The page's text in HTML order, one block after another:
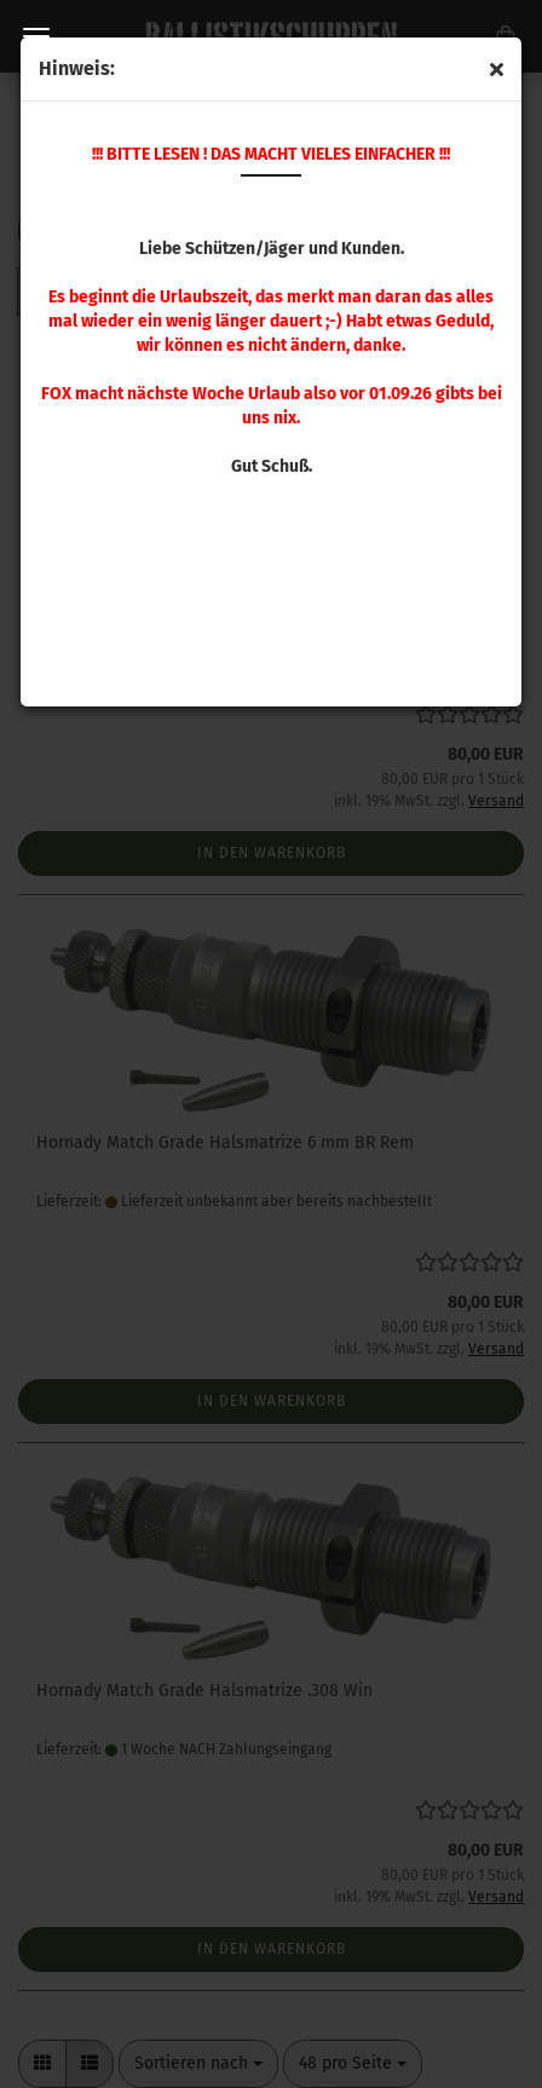
Hinweis:
!!! BITTE LESEN ! DAS MACHT VIELES EINFACHER !!!
Liebe Schützen/Jäger und Kunden.
Es beginnt die Urlaubszeit, das merkt man daran das alles
mal wieder ein wenig länger dauert ;-) Habt etwas Geduld,
wir können es nicht ändern, danke.
FOX macht nächste Woche Urlaub also vor 01.09.26 gibts bei
uns nix.
Gut Schuß.
80,00 EUR
80,00 EUR pro 1 Stück
inkl. 19% MwSt. zzgl. Versand
IN DEN WARENKORB
Hornady Match Grade Halsmatrize 6 mm BR Rem
Lieferzeit: Lieferzeit unbekannt aber bereits nachbestellt
80,00 EUR
80,00 EUR pro 1 Stück
inkl. 19% MwSt. zzgl. Versand
IN DEN WARENKORB
Hornady Match Grade Halsmatrize .308 Win
Lieferzeit: 1 Woche NACH Zahlungseingang
80,00 EUR
80,00 EUR pro 1 Stück
inkl. 19% MwSt. zzgl. Versand
IN DEN WARENKORB
Sortieren nach
Sortieren nach 48 pro Seite
pro Seite